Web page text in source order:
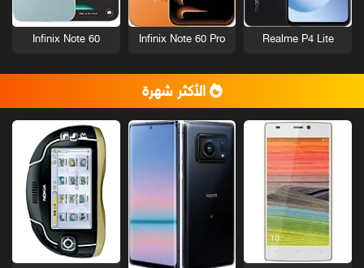
Realme P4 Lite
Infinix Note 60 Pro
Infinix Note 60
الأكثر شهرة